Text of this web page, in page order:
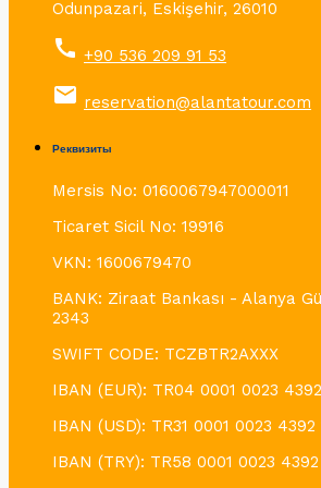
Odunpazari, Eskişehir, 26010
call +90 536 209 91 53
email reservation@alantatour.com
Реквизиты
Mersis No: 0160067947000011
Ticaret Sicil No: 19916
VKN: 1600679470
BANK: Ziraat Bankası - Alanya
2343
SWIFT CODE: TCZBTR2AXXX
IBAN (EUR): TR04 0001 0023
IBAN (USD): TR31 0001 0023 4392
IBAN (TRY): TR58 0001 0023 4392